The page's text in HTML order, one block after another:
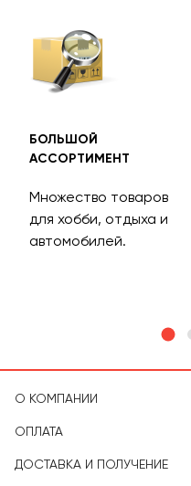
БОЛЬШОЙ
АССОРТИМЕНТ
Множество товаров
для хобби, отдыха и
автомобилей.
О КОМПАНИИ
ОПЛАТА
ДОСТАВКА И ПОЛУЧЕНИЕ